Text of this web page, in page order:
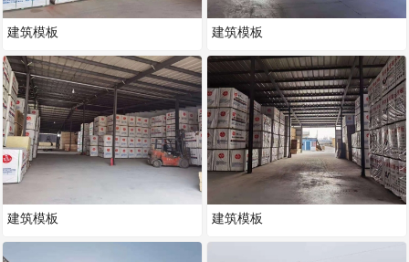
建筑模板
建筑模板
建筑模板
建筑模板